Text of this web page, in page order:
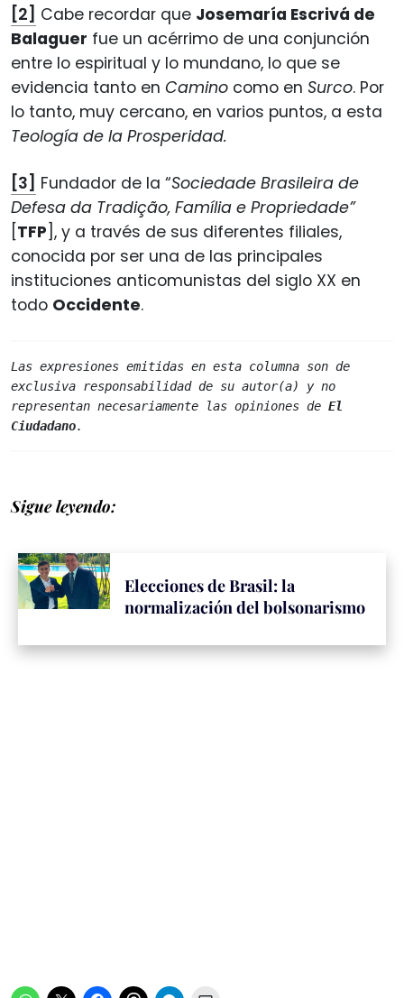
[2] Cabe recordar que Josemaría Escrivá de
Balaguer fue un acérrimo de una conjunción
entre lo espiritual y lo mundano, lo que se
evidencia tanto en Camino como en Surco. Por
lo tanto, muy cercano, en varios puntos, a esta
Teología de la Prosperidad.
[3] Fundador de la “Sociedade Brasileira de
Defesa da Tradição, Família e Propriedade”
TFP ], y a través de sus diferentes filiales,
conocida por ser una de las principales
instituciones anticomunistas del siglo XX en
todo Occidente.
Las expresiones emitidas en esta columna son de
exclusiva responsabilidad de su autor(a) y no
representan necesariamente las opiniones de El
Ciudadano.
Sigue leyendo:
Elecciones de Brasil: la
normalización del bolsonarismo